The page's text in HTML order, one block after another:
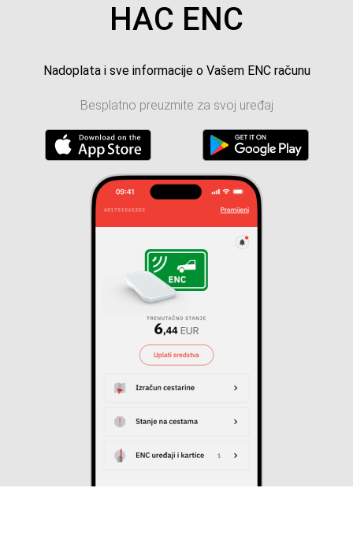
HAC ENC
Nadoplata i sve informacije o Vašem ENC računu
Besplatno preuzmite za svoj uređaj